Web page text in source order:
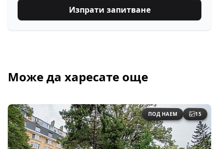
Изпрати запитване
Може да харесате още
ПОД НАЕМ 15